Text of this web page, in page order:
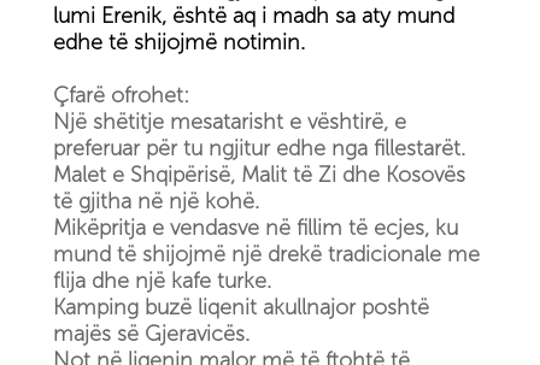
lumi Erenik, është aq i madh sa aty mund
edhe të shijojmë notimin.
Çfarë ofrohet:
Një shëtitje mesatarisht e vështirë, e
preferuar për tu ngjitur edhe nga fillestarët.
Malet e Shqipërisë, Malit të Zi dhe Kosovës
të gjitha në një kohë.
Mikëpritja e vendasve në fillim të ecjes, ku
mund të shijojmë një drekë tradicionale me
flija dhe një kafe turke.
Kamping buzë liqenit akullnajor poshtë
majës së Gjeravicës.